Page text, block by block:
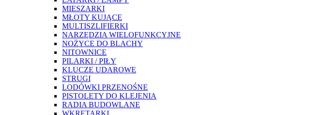
MIESZARKI
MŁOTY KUJĄCE
MULTISZLIFIERKI
NARZĘDZIA WIELOFUNKCYJNE
NOŻYCE DO BLACHY
NITOWNICE
PILARKI / PIŁY
KLUCZE UDAROWE
STRUGI
LODÓWKI PRZENOŚNE
PISTOLETY DO KLEJENIA
RADIA BUDOWLANE